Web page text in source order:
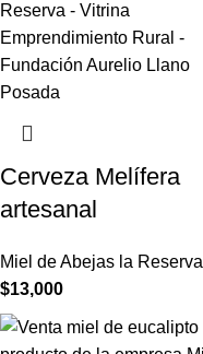
Cerveza Melífera
artesanal
Miel de Abejas la Reserva
$13,000